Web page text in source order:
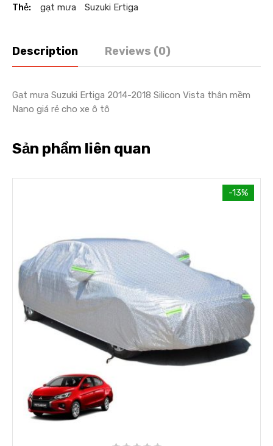
Thẻ:
gạt mưa Suzuki Ertiga
Description Reviews (0)
Gạt mưa Suzuki Ertiga 2014-2018 Silicon Vista thân mềm
Nano giá rẻ cho xe ô tô
Sản phẩm liên quan
-13%